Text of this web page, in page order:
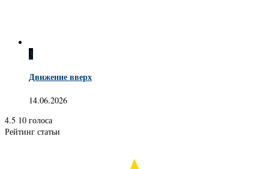
3
Движение вверх
14.06.2026
4.5 10 голоса
Рейтинг статьи